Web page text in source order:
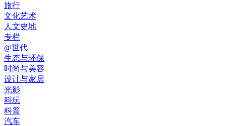
旅行
文化艺术
人文史地
专栏
@世代
生态与环保
时尚与美容
设计与家居
光影
科玩
科普
汽车